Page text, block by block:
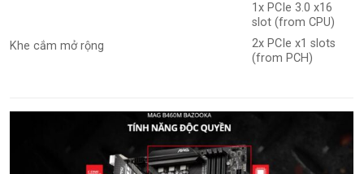
Khe cắm mở rộng
1x PCIe 3.0 x16
slot (from CPU)
2x PCIe x1 slots
(from PCH)